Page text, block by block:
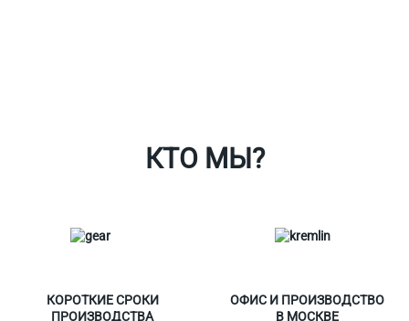
КТО МЫ?
КОРОТКИЕ СРОКИ
ПРОИЗВОДСТВА
ОФИС И ПРОИЗВОДСТВО
В МОСКВЕ